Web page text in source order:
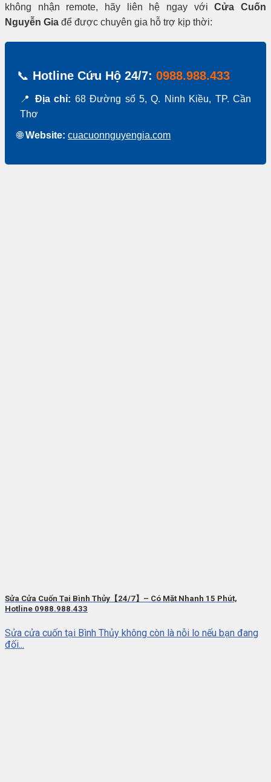
không nhận remote, hãy liên hệ ngay vớiCửa Cuốn
Nguyễn Gia để được chuyên gia hỗ trợ kịp thời:
📞 Hotline Cứu Hộ 24/7: 0988.988.433
📍 Địa chỉ: 68 Đường số 5, Q. Ninh Kiều, TP. Cần
Thơ
🌐Website: cuacuonnguyengia.com
Sửa Cửa Cuốn Tại Bình Thủy【24/7】– Có Mặt Nhanh 15 Phút,
Hotline 0988.988.433
Sửa cửa cuốn tại Bình Thủy không còn là nỗi lo nếu bạn đang
đối...